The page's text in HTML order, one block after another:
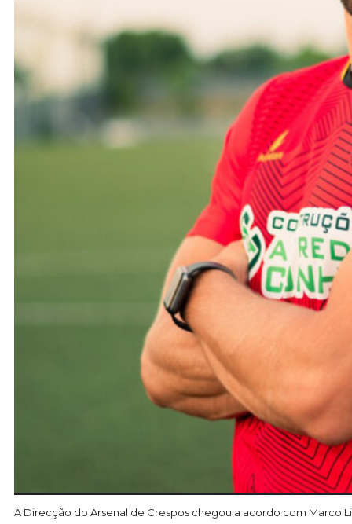
A Direcção do Arsenal de Crespos chegou a acordo com Marco